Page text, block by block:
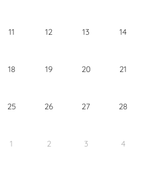
11 12 13 14
18 19 20 21
25 26 27 28
1 2 3 4